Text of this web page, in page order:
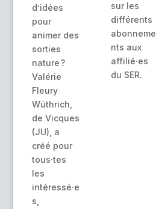
d’idées
pour
animer des
sorties
nature ?
Valérie
Fleury
Wüthrich,
de Vicques
(JU), a
créé pour
tous·tes
les
intéressé·e
s,
sur les
différents
abonneme
nts aux
affilié·es
du SER.